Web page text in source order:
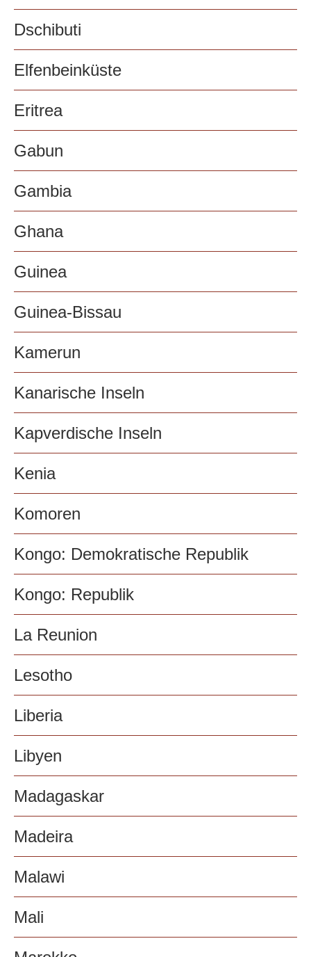
Dschibuti
Elfenbeinküste
Eritrea
Gabun
Gambia
Ghana
Guinea
Guinea-Bissau
Kamerun
Kanarische Inseln
Kapverdische Inseln
Kenia
Komoren
Kongo: Demokratische Republik
Kongo: Republik
La Reunion
Lesotho
Liberia
Libyen
Madagaskar
Madeira
Malawi
Mali